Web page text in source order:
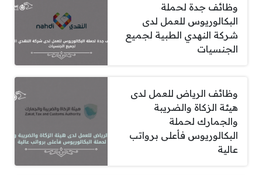
وظائف جدة لحملة
البكالوريوس للعمل لدى
شركة النهدي الطبية لجميع
الجنسيات
وظائف الرياض للعمل لدى
هيئة الزكاة والضريبة
والجمارك لحملة
البكالوريوس فأعلى برواتب
عالية